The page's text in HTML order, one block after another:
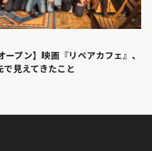
ープン】映画『リペアカフェ』、
見えてきたこと